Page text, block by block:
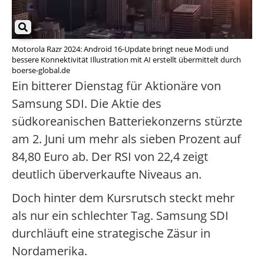
Motorola Razr 2024: Android 16-Update bringt neue Modi und
bessere Konnektivität Illustration mit AI erstellt übermittelt durch
boerse-global.de
Ein bitterer Dienstag für Aktionäre von
Samsung SDI. Die Aktie des
südkoreanischen Batteriekonzerns stürzte
am 2. Juni um mehr als sieben Prozent auf
84,80 Euro ab. Der RSI von 22,4 zeigt
deutlich überverkaufte Niveaus an.
Doch hinter dem Kursrutsch steckt mehr
als nur ein schlechter Tag. Samsung SDI
durchläuft eine strategische Zäsur in
Nordamerika.